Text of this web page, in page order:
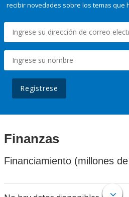
recibir novedades sobre los temas que
Regístrese
Finanzas
Financiamiento (millones